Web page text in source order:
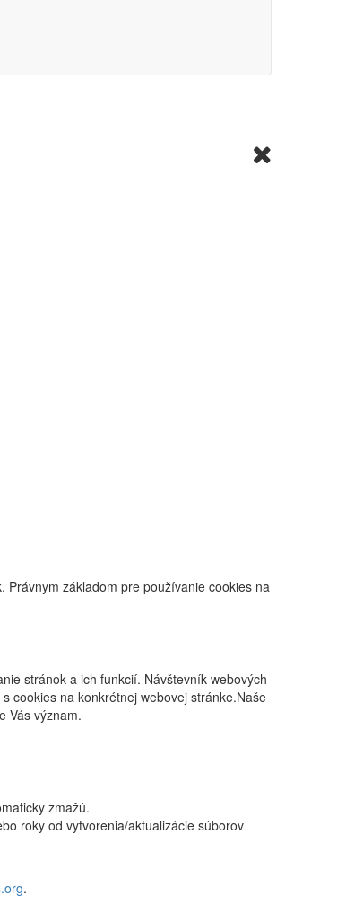
Právnym základom pre používanie cookies na
stránok a ich funkcií. Návštevník webových
cookies na konkrétnej webovej stránke.Naše
Vás význam.
zmažú.
roky od vytvorenia/aktualizácie súborov
.